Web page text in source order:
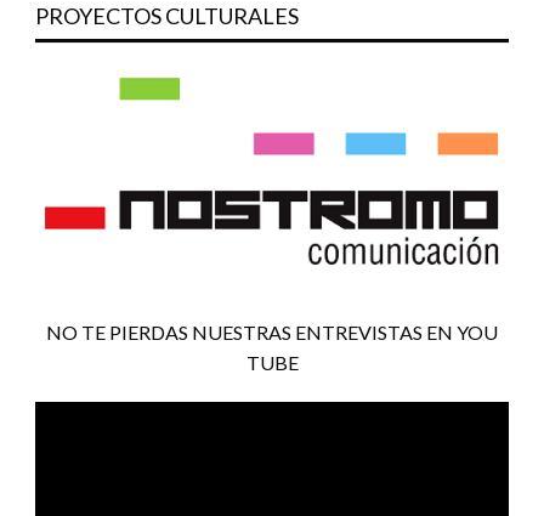
PROYECTOS CULTURALES
NO TE PIERDAS NUESTRAS ENTREVISTAS EN YOU
TUBE